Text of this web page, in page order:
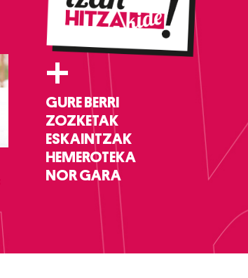
+
GURE BERRI
ZOZKETAK
ESKAINTZAK
HEMEROTEKA
NOR GARA